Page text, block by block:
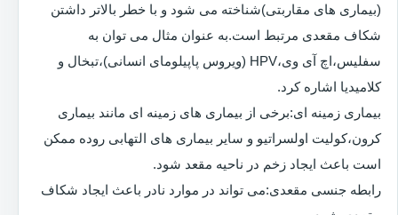
(بیماری های مقاربتی)شناخته می شود و با خطر بالاتر داشتن
شکاف مقعدی مرتبط است.به عنوان مثال می توان به
سفلیس،اچ آی وی،HPV (ویروس پاپیلومای انسانی)،تبخال و
کلامیدیا اشاره کرد.
بیماری زمینه ای:برخی از بیماری های زمینه ای مانند بیماری
کرون،کولیت اولسراتیو و سایر بیماری های التهابی روده ممکن
است باعث ایجاد زخم در ناحیه مقعد شود.
رابطه جنسی مقعدی:می تواند در موارد نادر باعث ایجاد شکاف